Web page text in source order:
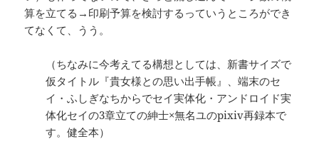
算を立てる→印刷予算を検討するっていうところができ
てなくて、うう。
（ちなみに今考えてる構想としては、新書サイズで
仮タイトル『貴女様との思い出手帳』、端末のセ
イ・ふしぎなちからでセイ実体化・アンドロイド実
体化セイの3章立ての紳士×無名ユのpixiv再録本で
す。健全本）